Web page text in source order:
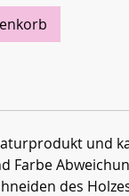
und
Farbe
des